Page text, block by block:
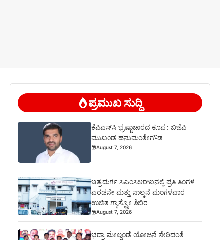
ಪ್ರಮುಖ ಸುದ್ದಿ
ಕೆಪಿಎಸ್‍ಸಿ ಭ್ರಷ್ಟಾಚಾರದ ಕೂಪ : ಬಿಜೆಪಿ
ಮುಖಂಡ ಹನುಮಂತೇಗೌಡ
August 7, 2026
ಚಿತ್ರದುರ್ಗ ಸಿಎಂಸಿಆರ್‍ಐನಲ್ಲಿ ಪ್ರತಿ ತಿಂಗಳ
ಎರಡನೇ ಮತ್ತು ನಾಲ್ಕನೆ ಮಂಗಳವಾರ
ಉಚಿತ ಗ್ಯಾಸ್ಟ್ರೋ ಶಿಬಿರ
August 7, 2026
ಭದ್ರಾ ಮೇಲ್ದಂಡೆ ಯೋಜನೆ ಸೇರಿದಂತೆ